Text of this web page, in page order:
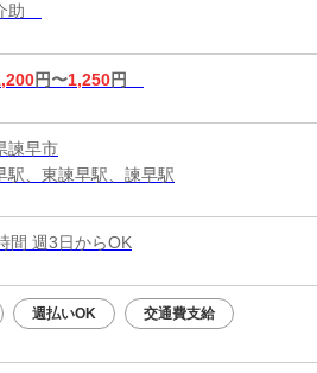
助
円〜1,250円
諫早市
駅、東諫早駅、諫早駅
間 週3日からOK
週払いOK 交通費支給